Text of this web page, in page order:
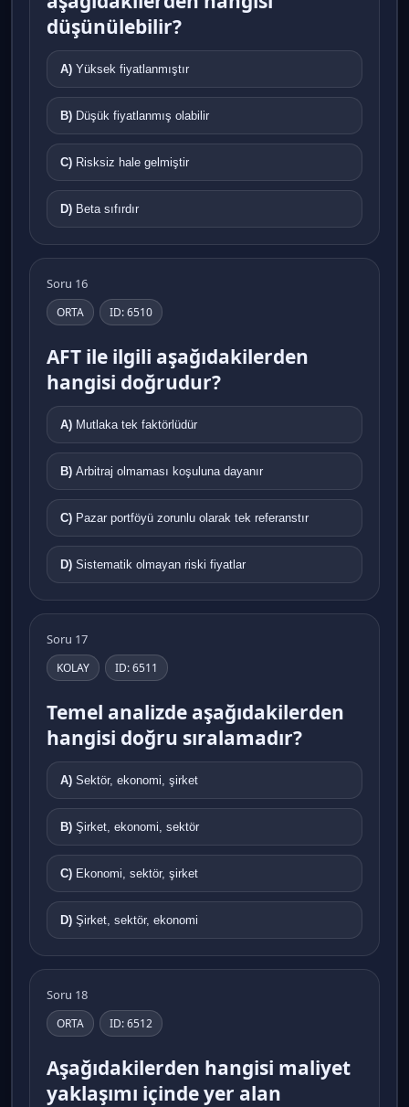
düşünülebilir?
A) Yüksek fiyatlanmıştır
B) Düşük fiyatlanmış olabilir
C) Risksiz hale gelmiştir
D) Beta sıfırdır
Soru 16
ORTA ID: 6510
AFT ile ilgili aşağıdakilerden
hangisi doğrudur?
A) Mutlaka tek faktörlüdür
B) Arbitraj olmaması koşuluna dayanır
C) Pazar portföyü zorunlu olarak tek referanstır
D) Sistematik olmayan riski fiyatlar
Soru 17
KOLAY ID: 6511
Temel analizde aşağıdakilerden
hangisi doğru sıralamadır?
A) Sektör, ekonomi, şirket
B) Şirket, ekonomi, sektör
C) Ekonomi, sektör, şirket
D) Şirket, sektör, ekonomi
Soru 18
ORTA ID: 6512
Aşağıdakilerden hangisi maliyet
yaklaşımı içinde yer alan